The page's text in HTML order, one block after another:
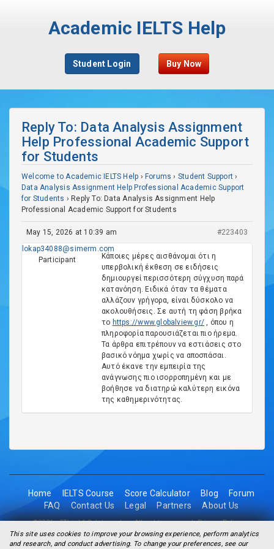
This site uses cookies to improve your browsing experience, perform analytics
and research, and conduct advertising. To change your preferences, see our
Academic IELTS Help
Student Login Buy Now
Reply To: Data Analysis Assignment
Help Professional Academic Support
for Students
Welcome to Academic IELTS Help › Forums › Student Support ›
Data Analysis Assignment Help Professional Academic Support
for Students › Reply To: Data Analysis Assignment Help
Professional Academic Support for Students
May 15, 2026 at 10:39 am
#223403
lokap34088@simerm.com
Participant
Κάποιες μέρες αισθάνομαι ότι η
υπερβολική έκθεση σε ειδήσεις
δημιουργεί περισσότερη σύγχυση παρά
κατανόηση. Ειδικά όταν τα θέματα
αλλάζουν γρήγορα, είναι δύσκολο να
ακολουθήσεις. Σε αυτή τη φάση βρήκα
το https://www.globalview.gr/ , όπου η
πληροφορία παρουσιάζεται πιο ήρεμα.
Τα άρθρα επιτρέπουν να εστιάσεις στο
βασικό νόημα χωρίς να αποσπάσαι.
Αυτό έκανε την εμπειρία της
ανάγνωσης πιο ισορροπημένη και με
βοήθησε να διατηρώ καλύτερη εικόνα
της καθημερινότητας.
Home IELTS Course Score Calculator Blog
Forum
FAQ
Contact Us Legal Partners About Us
©2026 - 2Think1 Solutions Inc. All rights reserved.Privacy Policy